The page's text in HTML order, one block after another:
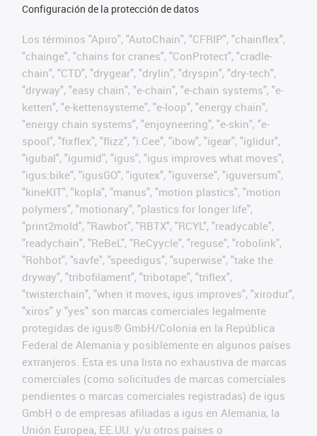
Configuración de la protección de datos
Los términos "Apiro", "AutoChain", "CFRIP", "chainflex",
"chainge", "chains for cranes", "ConProtect", "cradle-
chain", "CTD", "drygear", "drylin", "dryspin", "dry-tech",
"dryway", "easy chain", "e-chain", "e-chain systems", "e-
ketten", "e-kettensysteme", "e-loop", "energy chain",
"energy chain systems", "enjoyneering", "e-skin", "e-
spool", "fixflex", "flizz", "i.Cee", "ibow", "igear", "iglidur",
"igubal", "igumid", "igus", "igus improves what moves",
"igus:bike", "igusGO", "igutex", "iguverse", "iguversum",
"kineKIT", "kopla", "manus", "motion plastics", "motion
polymers", "motionary", "plastics for longer life",
"print2mold", "Rawbot", "RBTX", "RCYL", "readycable",
"readychain", "ReBeL", "ReCyycle", "reguse", "robolink",
"Rohbot", "savfe", "speedigus", "superwise", "take the
dryway", "tribofilament", "tribotape", "triflex",
"twisterchain", "when it moves, igus improves", "xirodur",
"xiros" y "yes" son marcas comerciales legalmente
protegidas de igus® GmbH/Colonia en la República
Federal de Alemania y posiblemente en algunos países
extranjeros. Esta es una lista no exhaustiva de marcas
comerciales (como solicitudes de marcas comerciales
pendientes o marcas comerciales registradas) de igus
GmbH o de empresas afiliadas a igus en Alemania, la
Unión Europea, EE.UU. y/u otros países o